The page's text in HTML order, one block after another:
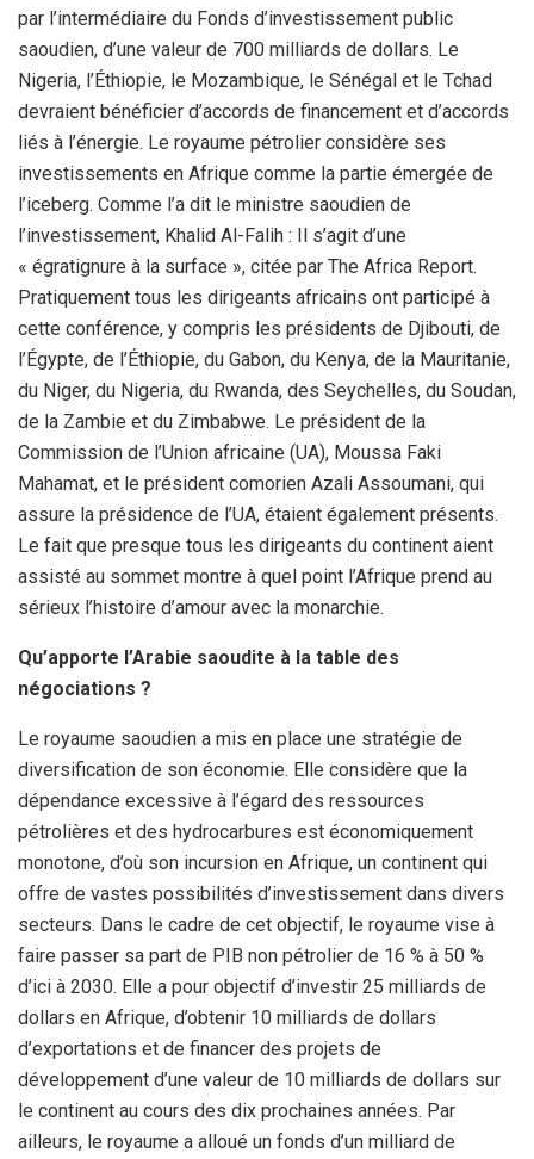
par l’intermédiaire du Fonds d’investissement public
saoudien, d’une valeur de 700 milliards de dollars. Le
Nigeria, l’Éthiopie, le Mozambique, le Sénégal et le Tchad
devraient bénéficier d’accords de financement et d’accords
liés à l’énergie. Le royaume pétrolier considère ses
investissements en Afrique comme la partie émergée de
l’iceberg. Comme l’a dit le ministre saoudien de
l’investissement, Khalid Al-Falih : Il s’agit d’une
« égratignure à la surface », citée par The Africa Report.
Pratiquement tous les dirigeants africains ont participé à
cette conférence, y compris les présidents de Djibouti, de
l’Égypte, de l’Éthiopie, du Gabon, du Kenya, de la Mauritanie,
du Niger, du Nigeria, du Rwanda, des Seychelles, du Soudan,
de la Zambie et du Zimbabwe. Le président de la
Commission de l’Union africaine (UA), Moussa Faki
Mahamat, et le président comorien Azali Assoumani, qui
assure la présidence de l’UA, étaient également présents.
Le fait que presque tous les dirigeants du continent aient
assisté au sommet montre à quel point l’Afrique prend au
sérieux l’histoire d’amour avec la monarchie.
Qu’apporte l’Arabie saoudite à la table des
négociations ?
Le royaume saoudien a mis en place une stratégie de
diversification de son économie. Elle considère que la
dépendance excessive à l’égard des ressources
pétrolières et des hydrocarbures est économiquement
monotone, d’où son incursion en Afrique, un continent qui
offre de vastes possibilités d’investissement dans divers
secteurs. Dans le cadre de cet objectif, le royaume vise à
faire passer sa part de PIB non pétrolier de 16 % à 50 %
d’ici à 2030. Elle a pour objectif d’investir 25 milliards de
dollars en Afrique, d’obtenir 10 milliards de dollars
d’exportations et de financer des projets de
développement d’une valeur de 10 milliards de dollars sur
le continent au cours des dix prochaines années. Par
ailleurs, le royaume a alloué un fonds d’un milliard de